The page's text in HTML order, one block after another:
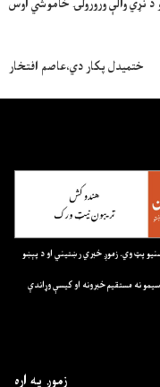
ختميدل پکار دي،عاصم افتخار
پټ وي. زموږ خبري رښتيني او د پېښو
نه مستقيم خبرونه او کيسې وړاندې
زموږ په اړه